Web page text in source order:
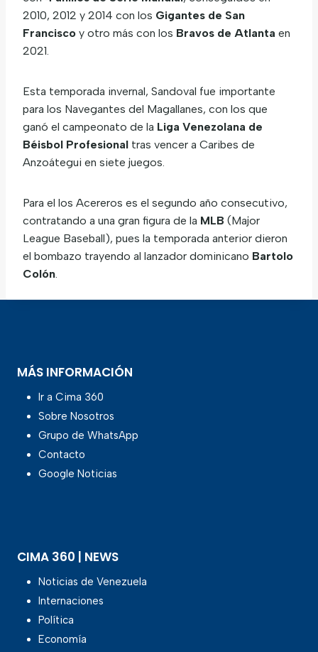
2010, 2012 y 2014 con los Gigantes de San
Francisco y otro más con los Bravos de Atlanta en
2021.
Esta temporada invernal, Sandoval fue importante
para los Navegantes del Magallanes, con los que
ganó el campeonato de la Liga Venezolana de
Béisbol Profesional tras vencer a Caribes de
Anzoátegui en siete juegos.
Para el los Acereros es el segundo año consecutivo,
contratando a una gran figura de la MLB (Major
League Baseball), pues la temporada anterior dieron
el bombazo trayendo al lanzador dominicano Bartolo
Colón
MÁS INFORMACIÓN
Ir a Cima 360
Sobre Nosotros
Grupo de WhatsApp
Contacto
Google Noticias
CIMA 360 | NEWS
Noticias de Venezuela
Internaciones
Política
Economía